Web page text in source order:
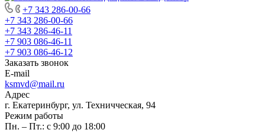
+7 343 286-00-66
+7 343 286-00-66
+7 343 286-46-11
+7 903 086-46-11
+7 903 086-46-12
Заказать звонок
E-mail
ksmvd@mail.ru
Адрес
г. Екатеринбург, ул. Техничческая, 94
Режим работы
Пн. – Пт.: с 9:00 до 18:00